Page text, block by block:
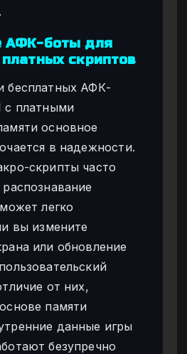
АФК-боты для
скриптов
бесплатных АФК-
с платными
основное
в надежности.
скрипты часто
легко
вы измените
или обновление
от них,
памяти
данные игры
безупречно